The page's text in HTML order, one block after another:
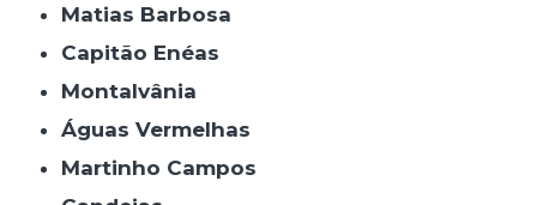
Matias Barbosa
Capitão Enéas
Montalvânia
Águas Vermelhas
Martinho Campos